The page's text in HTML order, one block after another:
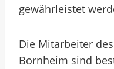
gewährleistet
Die Mitarbeiter
Bornheim sind